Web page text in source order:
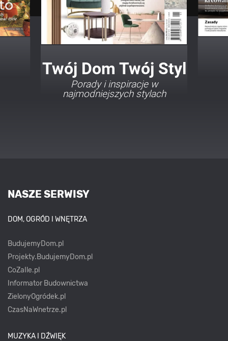
Twój Dom Twój Styl
Porady i inspiracje w
najmodniejszych stylach
NASZE SERWISY
DOM, OGRÓD I WNĘTRZA
BudujemyDom.pl
Projekty.BudujemyDom.pl
CoZaIle.pl
Informator Budownictwa
ZielonyOgródek.pl
CzasNaWnetrze.pl
MUZYKA I DŹWIĘK